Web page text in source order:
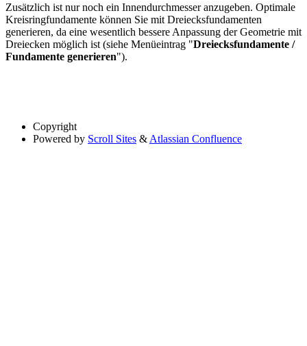
Zusätzlich ist nur noch ein Innendurchmesser anzugeben. Optimale
Kreisringfundamente können Sie mit Dreiecksfundamenten
generieren, da eine wesentlich bessere Anpassung der Geometrie mit
Dreiecken möglich ist (siehe Menüeintrag "Dreiecksfundamente /
Fundamente generieren").
Copyright
Powered by Scroll Sites & Atlassian Confluence